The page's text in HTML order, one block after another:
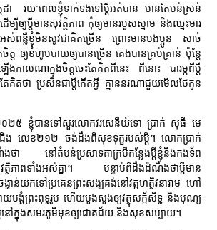
ដា រយៈពេលខ្ញុំទាក់ទងទៅប្តីអត់បាន មានតែបន់ស្រន់
ើម្បីឲ្យប្តីមានសុវត្ថិភាព កុំឲ្យមានរបួសស្នាម និងឈ្នះមារ
ពន្លឺខ្ញុំមិនសូវជាគិតច្រើន ព្រោះមានបងប្អូន សាច់
ឲ្យខំហូបបាយឲ្យបានច្រើន គេងបានគ្រប់គ្រាន់ ប៉ុន្តែ
កាលណាក្នុងចិត្តចេះតែគិតពីនេះ ពីនោះ បារម្ភពីប្តី
គិតថា ប្រសិនជាប្តីកើតអ្វី គ្មាននរណាជួយមើលថែកូន
២០២៥ ខ្ញុំបានទៅសួរលោកវរសេនីយ៍ទោ ប្រាក់ សុធី មេ
ើរជើង លេខ២១២ ចង់ដឹងពីសុខទុក្ខរបស់ប្តី។ លោកប្រាក់
នៅតំបន់ប្រសាទតាក្របីកន្លែងប្តីខ្ញុំនិងកងទ័ព
ថិភាពទាំងអស់គ្នា។ បន្ទាប់ពីដឹងដំណឹងថាប្តីមាន
ង្ហាន់យកទៅប្រគេនព្រះសង្ឃគង់នៅវត្តហត្ថិវនារាម ហៅ
ាយបង្គំព្រះពុទ្ធរូប ហើយបួងសួងឲ្យវត្ថុសក្ត័សិទ្ធ និងបុណ្យ
តីនៅក្នុងសមរភូមិមុខឲ្យជោគជ័យ និងសុខសប្បាយ។